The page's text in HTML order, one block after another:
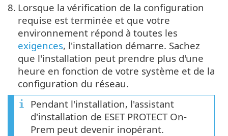
8. Lorsque la vérification de la configuration
requise est terminée et que votre
environnement répond à toutes les
exigences, l'installation démarre. Sachez
que l'installation peut prendre plus d'une
heure en fonction de votre système et de la
configuration du réseau.
Pendant l'installation, l'assistant
d'installation de ESET PROTECT On-
Prem peut devenir inopérant.